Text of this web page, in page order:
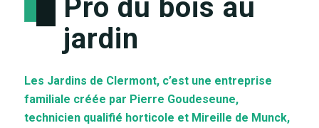
Pro du bois au
jardin
Les Jardins de Clermont, c’est une entreprise
familiale créée par Pierre Goudeseune,
technicien qualifié horticole et Mireille de Munck,